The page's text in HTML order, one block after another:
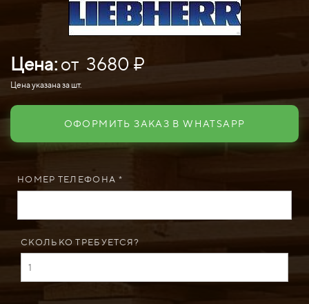
Цена:от 3680 ₽
Цена указана за шт.
ОФОРМИТЬ ЗАКАЗ В WHATSAPP
НОМЕР ТЕЛЕФОНА *
СКОЛЬКО ТРЕБУЕТСЯ?